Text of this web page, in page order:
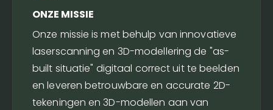
ONZE MISSIE
Onze missie is met behulp van innovatieve
laserscanning en 3D-modellering de "as-
built situatie" digitaal correct uit te beelden
en leveren betrouwbare en accurate 2D-
tekeningen en 3D-modellen aan van